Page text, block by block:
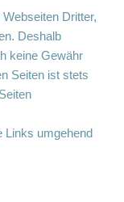
Dritter,
Deshalb
keine Gewähr
Seiten ist stets
Links umgehend